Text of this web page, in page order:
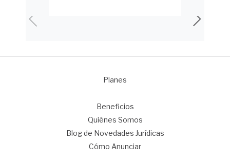
Planes
Beneficios
Quiénes Somos
Blog de Novedades Jurídicas
Cómo Anunciar